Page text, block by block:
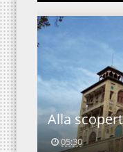
Alla
05:30